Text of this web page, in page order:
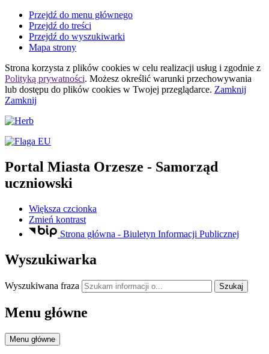
Przejdź do menu głównego
Przejdź do treści
Przejdź do wyszukiwarki
Mapa strony
Strona korzysta z plików cookies w celu realizacji usług i zgodnie z
Polityką prywatności. Możesz określić warunki przechowywania
lub dostępu do plików cookies w Twojej przeglądarce. Zamknij
Zamknij
Portal Miasta Orzesze - Samorząd
uczniowski
Większa czcionka
Zmień kontrast
Strona główna - Biuletyn Informacji Publicznej
Wyszukiwarka
Wyszukiwana fraza Szukaj
Menu główne
Menu główne